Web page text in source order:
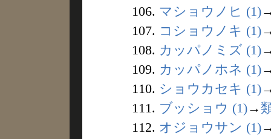
106. マショウノヒ (1)
107. コショウノキ (1)
108. カッパノミズ (1)
109. カッパノホネ (1)
110. ショウカセキ (1)
111. ブッショウ (1)→
112. オジョウサン (1)